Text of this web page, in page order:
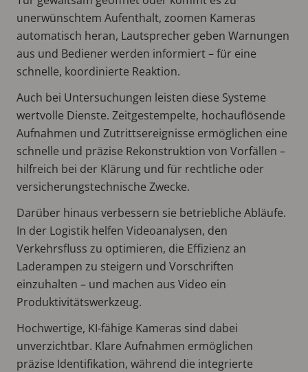
unerwünschtem Aufenthalt, zoomen Kameras
automatisch heran, Lautsprecher geben Warnungen
aus und Bediener werden informiert – für eine
schnelle, koordinierte Reaktion.
Auch bei Untersuchungen leisten diese Systeme
wertvolle Dienste. Zeitgestempelte, hochauflösende
Aufnahmen und Zutrittsereignisse ermöglichen eine
schnelle und präzise Rekonstruktion von Vorfällen –
hilfreich bei der Klärung und für rechtliche oder
versicherungstechnische Zwecke.
Darüber hinaus verbessern sie betriebliche Abläufe.
In der Logistik helfen Videoanalysen, den
Verkehrsfluss zu optimieren, die Effizienz an
Laderampen zu steigern und Vorschriften
einzuhalten – und machen aus Video ein
Produktivitätswerkzeug.
Hochwertige, KI-fähige Kameras sind dabei
unverzichtbar. Klare Aufnahmen ermöglichen
präzise Identifikation, während die integrierte